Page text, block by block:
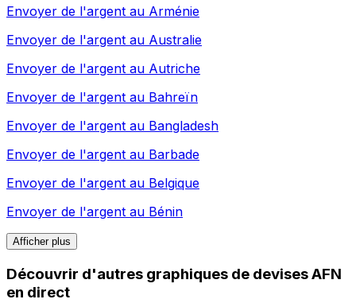
Envoyer de l'argent au Arménie
Envoyer de l'argent au Australie
Envoyer de l'argent au Autriche
Envoyer de l'argent au Bahreïn
Envoyer de l'argent au Bangladesh
Envoyer de l'argent au Barbade
Envoyer de l'argent au Belgique
Envoyer de l'argent au Bénin
Afficher plus
Découvrir d'autres graphiques de devises AFN
en direct